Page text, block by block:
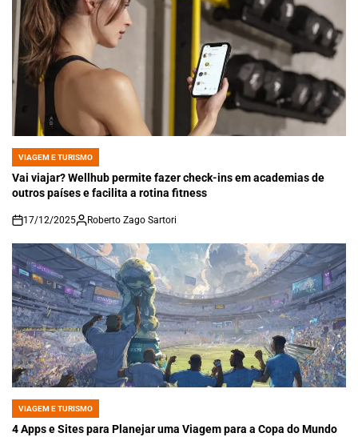
POSTED
IN
VIAGEM E TURISMO
Vai viajar? Wellhub permite fazer check-ins em academias de
outros países e facilita a rotina fitness
on
17/12/2025 Roberto Zago Sartori
POSTED
IN
VIAGEM E TURISMO
4 Apps e Sites para Planejar uma Viagem para a Copa do Mundo